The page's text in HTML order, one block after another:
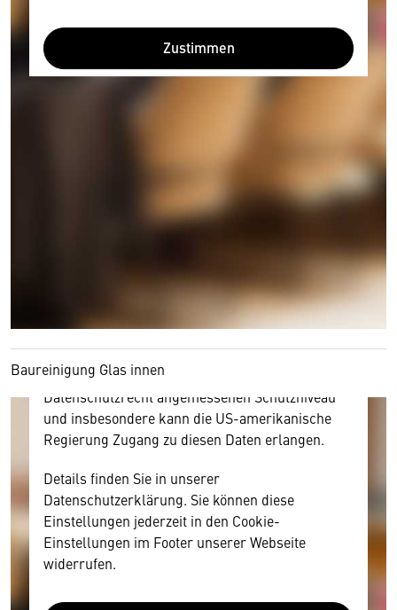
Zustimmen
Baureinigung Glas innen
Wir benötigen Ihre Zustimmung
Hier würden wir Ihnen gerne einen externen
Inhalt anzeigen. Dafür benötigen wir allerdings
Ihre Zustimmung, da Ihr Browser
personenbezogene technische Daten zu Geräten
und Nutzerverhalten mitunter mit US-
amerikanischen Anbietern austauscht.
Diese Daten unterliegen keinem dem EU-
Datenschutzrecht angemessenen Schutzniveau
und insbesondere kann die US-amerikanische
Regierung Zugang zu diesen Daten erlangen.
Details finden Sie in unserer
Datenschutzerklärung. Sie können diese
Einstellungen jederzeit in den Cookie-
Einstellungen im Footer unserer Webseite
widerrufen.